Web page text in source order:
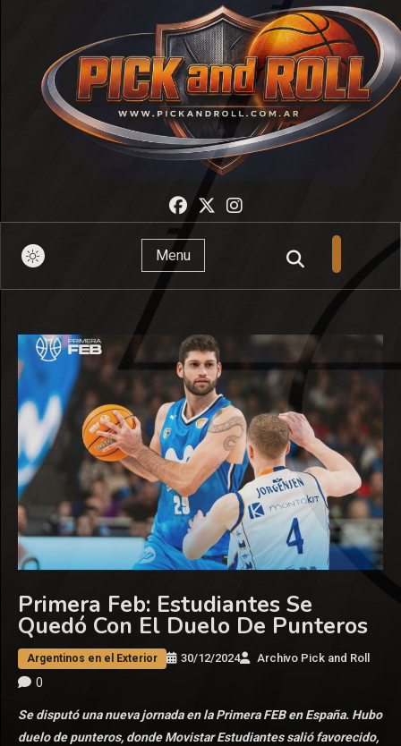
Pick And Roll
Menu
Primera Feb: Estudiantes Se
Quedó Con El Duelo De Punteros
Argentinos en el Exterior 30/12/2024 Archivo Pick and Roll
0
Se disputó una nueva jornada en la Primera FEB en España. Hubo
duelo de punteros, donde Movistar Estudiantes salió favorecido,